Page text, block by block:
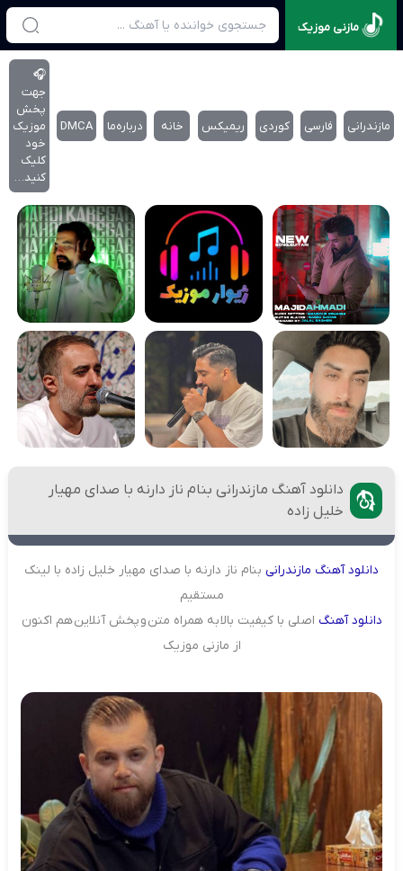
مازنی موزیک
مازندرانی فارسی کوردی ریمیکس خانه درباره‌‌ما DMCA
🎧
جهت
پخش
موزیک
خود
کلیک
کنید…
دانلود آهنگ مازندرانی بنام ناز دارنه با صدای مهیار
خلیل زاده
دانلودآهنگ مازندرانی بنام ناز دارنه با صدای مهیار خلیل زاده با لینک
مستقیم
دانلودآهنگ اصلی با کیفیت بالا به همراه متن و پخش آنلاین هم اکنون
از مازنی موزیک